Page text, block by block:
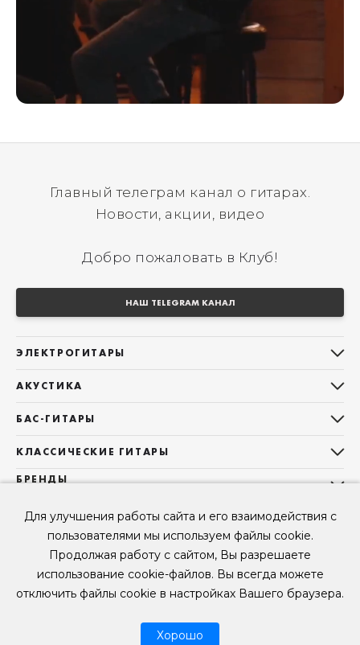
Для улучшения работы сайта и его взаимодействия с
пользователями мы используем файлы cookie.
Продолжая работу с сайтом, Вы разрешаете
использование cookie-файлов. Вы всегда можете
отключить файлы cookie в настройках Вашего браузера.
Хорошо
Главный телеграм канал о гитарах.
Новости, акции, видео
Добро пожаловать в Клуб!
НАШ TELEGRAM КАНАЛ
ЭЛЕКТРОГИТАРЫ
Telecaster
Les Paul
Superstrat
АКУСТИКА
Фолки (ОМ, 000, 00)
Гранд Аудиториум
Б/У, уцененные гитары
БАС-ГИТАРЫ
Precision Bass
Б/У, уцененные гитары
КЛАССИЧЕСКИЕ ГИТАРЫ
Все классические гитары
Б/У, уцененные гитары
БРЕНДЫ
Sigma Guitars
Enya Guitars
Fender
Gibson
Контакты
Мы в Telegram
Мы в ВК
Мы в YouTube